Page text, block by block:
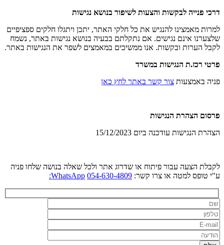
דרכי פנייה לבקשות והצעות לשיפור בנושא נגישות
למרות מאמצינו להנגיש את כל חלקי האתר, יתכן ויתגלו חלקים ספציפיים
שלצערנו אינם נגישים. אם נתקלתם בבעיה בנושא נגישות באתר, נשמח
לקבל הערות ובקשות. אנו ממשיכים במאמצים לשפר את הנגישות באתר.
פרטי רכז.ת הנגישות במשרד
פניה באמצעות צור קשר באתר לחץ כאן
פרסום הצהרת הנגישות
הצהרת הנגישות עודכנה ביום 15/12/2023
לקבלת הצעה עבור פיתוח או שדרוג אתר ולכל שאלה בנושה שלחו פניה
ע"י טופס למטה או צרו קשר: 054-630-4809
WhatsApp: